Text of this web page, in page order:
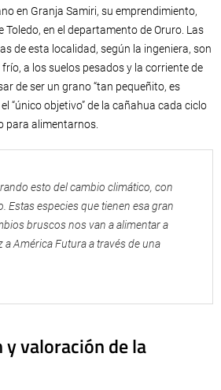
en Granja Samiri, su emprendimiento,
Toledo, en el departamento de Oruro. Las
de esta localidad, según la ingeniera, son
frío, a los suelos pesados y la corriente de
de ser un grano “tan pequeñito, es
“único objetivo” de la cañahua cada ciclo
para alimentarnos.
esto del cambio climático, con
Estas especies que tienen esa gran
bruscos nos van a alimentar a
a América Futura a través de una
valoración de la